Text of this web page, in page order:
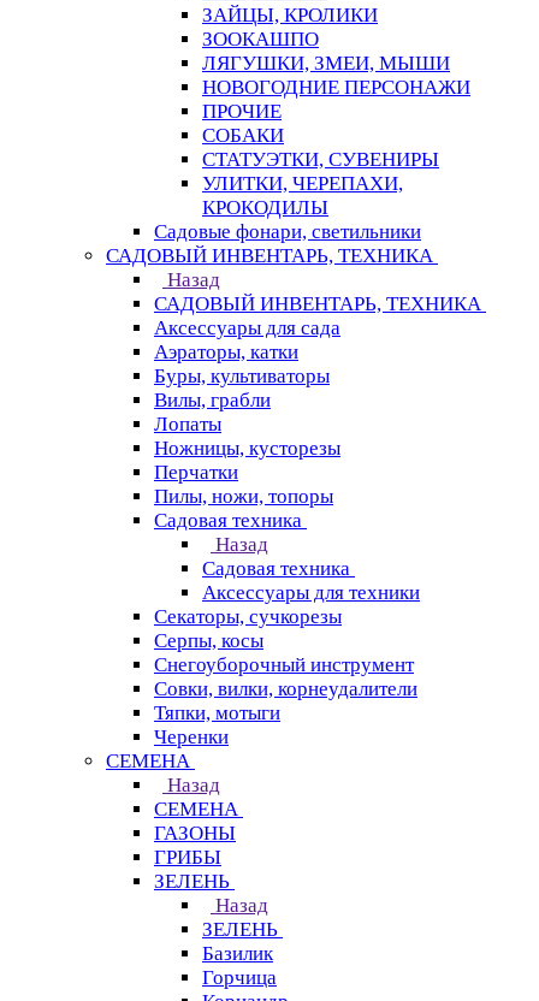
ЗАЙЦЫ, КРОЛИКИ
ЗООКАШПО
ЛЯГУШКИ, ЗМЕИ, МЫШИ
НОВОГОДНИЕ ПЕРСОНАЖИ
ПРОЧИЕ
СОБАКИ
СТАТУЭТКИ, СУВЕНИРЫ
УЛИТКИ, ЧЕРЕПАХИ,
КРОКОДИЛЫ
Садовые фонари, светильники
САДОВЫЙ ИНВЕНТАРЬ, ТЕХНИКА
Назад
САДОВЫЙ ИНВЕНТАРЬ, ТЕХНИКА
Аксессуары для сада
Аэраторы, катки
Буры, культиваторы
Вилы, грабли
Лопаты
Ножницы, кусторезы
Перчатки
Пилы, ножи, топоры
Садовая техника
Назад
Садовая техника
Аксессуары для техники
Секаторы, сучкорезы
Серпы, косы
Снегоуборочный инструмент
Совки, вилки, корнеудалители
Тяпки, мотыги
Черенки
СЕМЕНА
Назад
СЕМЕНА
ГАЗОНЫ
ГРИБЫ
ЗЕЛЕНЬ
Назад
ЗЕЛЕНЬ
Базилик
Горчица